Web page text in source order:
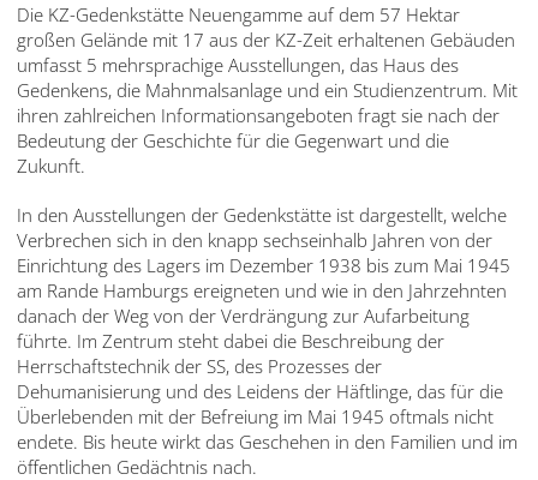
Die KZ-Gedenkstätte Neuengamme auf dem 57 Hektar
großen Gelände mit 17 aus der KZ-Zeit erhaltenen Gebäuden
umfasst 5 mehrsprachige Ausstellungen, das Haus des
Gedenkens, die Mahnmalsanlage und ein Studienzentrum. Mit
ihren zahlreichen Informationsangeboten fragt sie nach der
Bedeutung der Geschichte für die Gegenwart und die
Zukunft.
In den Ausstellungen der Gedenkstätte ist dargestellt, welche
Verbrechen sich in den knapp sechseinhalb Jahren von der
Einrichtung des Lagers im Dezember 1938 bis zum Mai 1945
am Rande Hamburgs ereigneten und wie in den Jahrzehnten
danach der Weg von der Verdrängung zur Aufarbeitung
führte. Im Zentrum steht dabei die Beschreibung der
Herrschaftstechnik der SS, des Prozesses der
Dehumanisierung und des Leidens der Häftlinge, das für die
Überlebenden mit der Befreiung im Mai 1945 oftmals nicht
endete. Bis heute wirkt das Geschehen in den Familien und im
öffentlichen Gedächtnis nach.